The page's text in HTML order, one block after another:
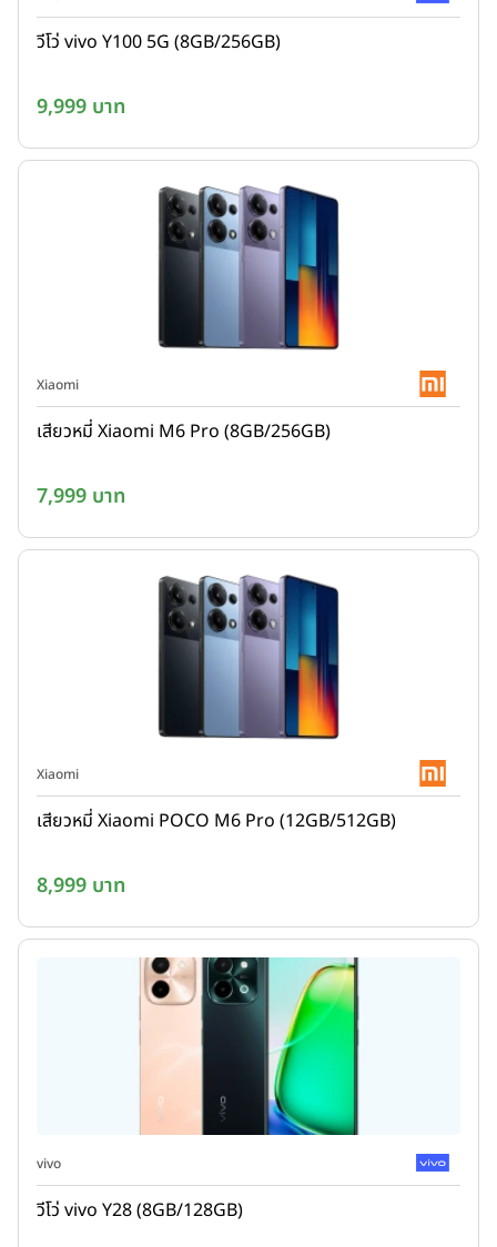
วีโว่ vivo Y100 5G (8GB/256GB)
9,999 บาท
Xiaomi
เสียวหมี่ Xiaomi M6 Pro (8GB/256GB)
7,999 บาท
Xiaomi
เสียวหมี่ Xiaomi POCO M6 Pro (12GB/512GB)
8,999 บาท
vivo
วีโว่ vivo Y28 (8GB/128GB)